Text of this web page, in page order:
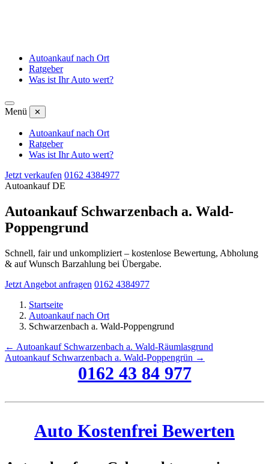
Autoankauf nach Ort
Ratgeber
Was ist Ihr Auto wert?
Menü ✕
Autoankauf nach Ort
Ratgeber
Was ist Ihr Auto wert?
Jetzt verkaufen 0162 4384977
Autoankauf DE
Autoankauf Schwarzenbach a. Wald-
Poppengrund
Schnell, fair und unkompliziert – kostenlose Bewertung, Abholung
& auf Wunsch Barzahlung bei Übergabe.
Jetzt Angebot anfragen 0162 4384977
Startseite
Autoankauf nach Ort
Schwarzenbach a. Wald-Poppengrund
← Autoankauf Schwarzenbach a. Wald-Räumlasgrund
Autoankauf Schwarzenbach a. Wald-Poppengrün →
0162 43 84 977
Auto Kostenfrei Bewerten